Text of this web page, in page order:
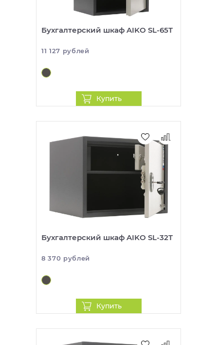
Бухгалтерский шкаф AIKO SL-65T
11 127 рублей
Купить
Бухгалтерский шкаф AIKO SL-32T
8 370 рублей
Купить